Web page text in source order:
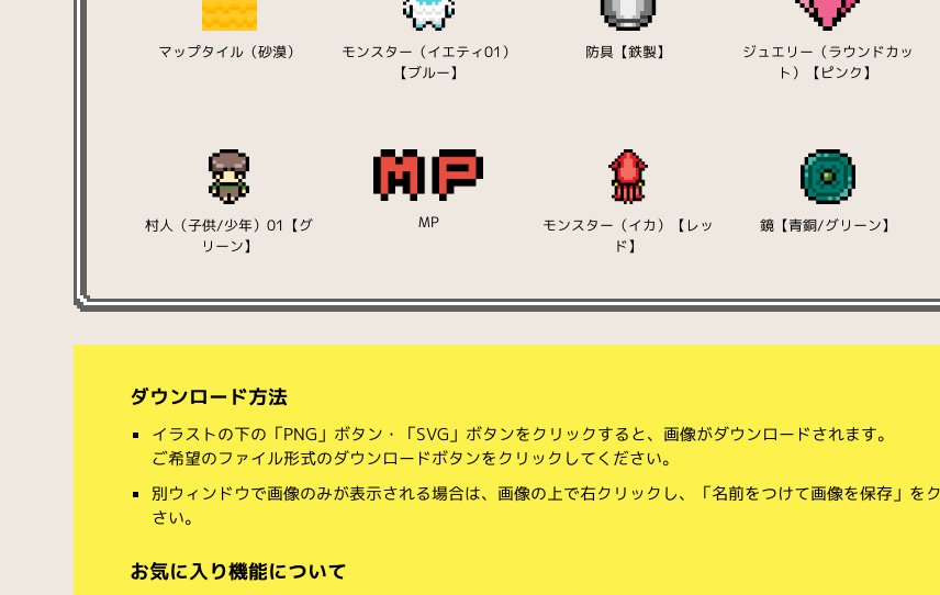
マップタイル（砂漠）
モンスター（イエティ01）
【ブルー】
防具【鉄製】
ジュエリー（ラウンドカッ
ト）【ピンク】
村人（子供/少年）01【グ
リーン】
MP
モンスター（イカ）【レッ
ド】
鏡【青銅/グリーン】
ダウンロード方法
イラストの下の「PNG」ボタン・「SVG」ボタンをクリックすると、画像がダウンロードされます。
ご希望のファイル形式のダウンロードボタンをクリックしてください。
別ウィンドウで画像のみが表示される場合は、画像の上で右クリックし、「名前をつけて画像を保存」を
さい。
お気に入り機能について